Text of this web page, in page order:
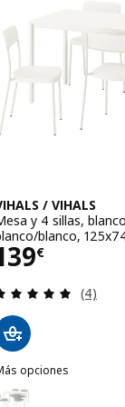
VIHALS /
/ VIHALS
y 4 sillas, blanco
blanco,
€ 139€
(4)
opciones
/ VIHALS
VIHALS /